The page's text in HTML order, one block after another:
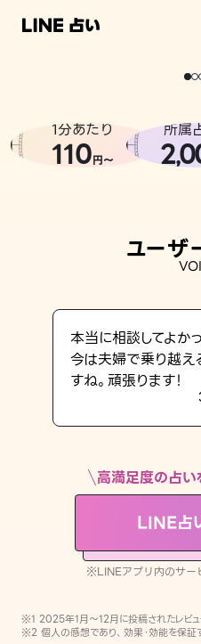
相談事例
LINE占いを開く
※LINEアプリ内のサービスページへ遷移します
。
1分あたり
110円〜
所属
2,
ユーザ
本当に相談してよかっ
今は夫婦で乗り越え
すね。頑張ります！
高満足度の占い
LINE占
※LINEアプリ内のサー
※1 2025年1月〜12月に投稿されたレビ
※2 個人の感想であり、効果・効能を保証